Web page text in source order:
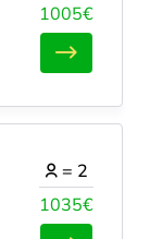
1005€
1035€
= 2